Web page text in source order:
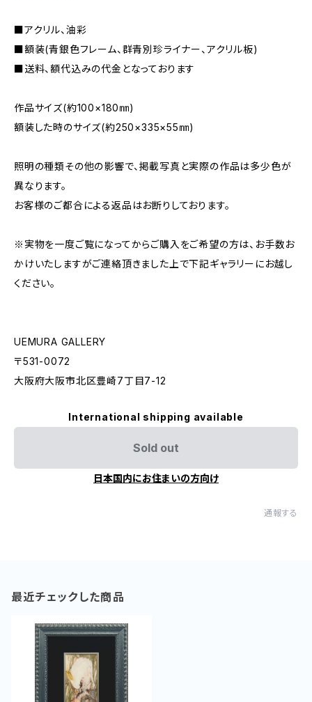
■アクリル、油彩
■額装(青銀色フレーム、群青別珍ライナー、アクリル板)
■送料、額代込みの代金となっております
作品サイズ(約100×180㎜)
額装した時のサイズ(約250×335×55㎜)
照明の種類その他の影響で、掲載写真と実際の作品は多少色が
異なります。
お客様のご都合による返品はお断りしております。
※実物を一度ご覧になってからご購入をご希望の方は、お手数お
かけいたしますがご連絡頂きました上で下記ギャラリーにお越し
ください。
UEMURA GALLERY
〒531-0072
大阪府大阪市北区豊崎7丁目7-12
International shipping available
Sold out
日本国内にお住まいの方向け
通報する
最近チェックした商品